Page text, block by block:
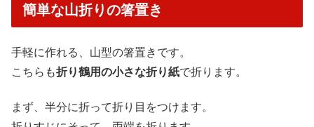
簡単な山折りの箸置き
手軽に作れる、山型の箸置きです。
こちらも折り鶴用の小さな折り紙で折ります。
まず、半分に折って折り目をつけます。